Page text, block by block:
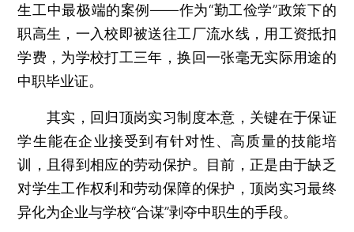
生工中最极端的案例——作为“勤工俭学”政策下的
职高生，一入校即被送往工厂流水线，用工资抵扣
学费，为学校打工三年，换回一张毫无实际用途的
中职毕业证。
其实，回归顶岗实习制度本意，关键在于保证
学生能在企业接受到有针对性、高质量的技能培
训，且得到相应的劳动保护。目前，正是由于缺乏
对学生工作权利和劳动保障的保护，顶岗实习最终
异化为企业与学校“合谋”剥夺中职生的手段。